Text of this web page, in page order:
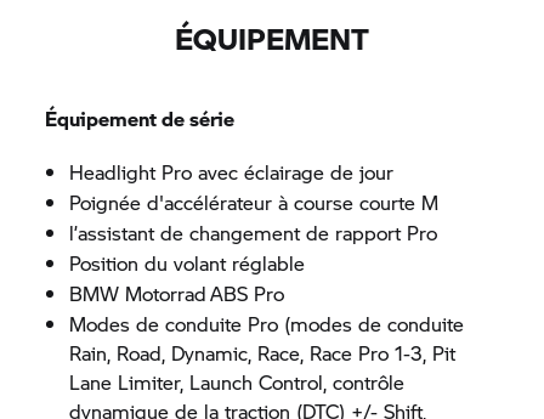
ÉQUIPEMENT
Équipement de série
Headlight Pro avec éclairage de jour
Poignée d'accélérateur à course courte M
l’assistant de changement de rapport Pro
Position du volant réglable
BMW MotorradABS Pro
Modes de conduite Pro (modes de conduite
Rain, Road, Dynamic, Race, Race Pro 1-3, Pit
Lane Limiter, Launch Control, contrôle
dynamique de la traction (DTC) +/- Shift,